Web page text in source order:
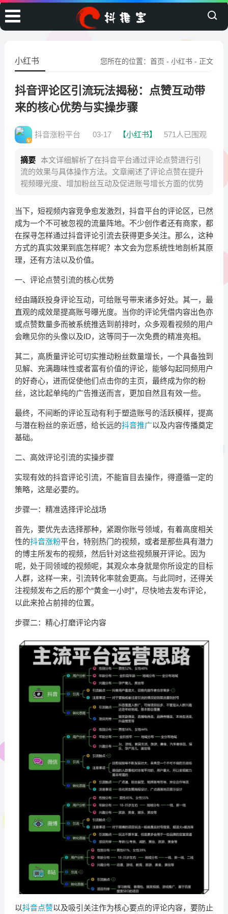
您所在的位置：首页 -小红书 - 正文
小红书
抖音评论区引流玩法揭秘：点赞互动带
来的核心优势与实操步骤
抖音涨粉平台 03-17 【小红书】 571人已围观
摘要
本文详细解析了在抖音平台通过评论点赞进行引
流的效果与具体操作方法。文章阐述了评论点赞在提升
视频曝光度、增加粉丝互动及促进账号增长方面的优势
当下，短视频内容竞争愈发激烈，抖音平台的评论区，已然
成为一个不可被忽视的流量阵地。不少创作者还有商家，都
在探寻怎样通过抖音评论引流去获得更多关注。那么，这种
方式的真实效果到底怎样呢？本文会为您系统性地剖析其原
理，还有方法以及价值。
一、评论点赞引流的核心优势
经由踊跃投身评论互动，可给账号带来诸多好处。其一，最
直观的成效是提高账号曝光度。当你的评论凭借内容出色亦
或点赞数量多而被系统推选到前排时，众多观看视频的用户
会瞧见你的头像以及ID，这等同于一次免费的精准亮相。
其二，高质量评论可切实推动粉丝数量增长，一个具备独到
见解、充满趣味性或者富有价值的评论，能够勾起同频用户
的好奇心，进而促使他们点击你的主页，最终成为你的粉
丝，这比起单纯的广告推送而言，更加自然且有效一些。
最终，不间断的评论互动有利于塑造账号的活跃模样，提高
与潜在粉丝的亲近感，给长远的抖音推广以及内容传播奠定
基础。
二、高效评论引流的实操步骤
实现有效的抖音评论引流，不能盲目去操作，得遵循一定的
策略，这是必要的。
步骤一：精准选择评论战场
首先，要优先去选择那种，紧跟你账号领域，有着高度相关
性的抖音涨粉平台，特别热门的视频，或者是那些具有潜力
的博主所发布的视频，然后针对这些视频展开评论。因为
呢，处于同领域的视频呢，其观众本身就是你所设定的目标
人群，这样一来，引流转化率就会更高。与此同时，还得关
注视频发布之后的那个“黄金一小时”，尽快地去发布评论，
以此来抢占前排的位置。
步骤二：精心打磨评论内容
以抖音点赞以及吸引关注作为核心要点的评论内容，要防止